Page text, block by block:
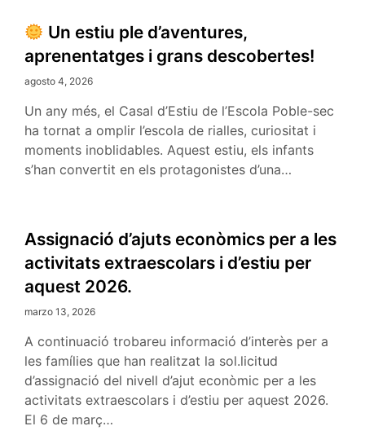
NOTÍCIES
Un estiu ple d’aventures,
aprenentatges i grans descobertes!
agosto 4, 2026
Un any més, el Casal d’Estiu de l’Escola Poble-sec
ha tornat a omplir l’escola de rialles, curiositat i
moments inoblidables. Aquest estiu, els infants
s’han convertit en els protagonistes d’una…
Assignació d’ajuts econòmics per a les
activitats extraescolars i d’estiu per
aquest 2026.
marzo 13, 2026
A continuació trobareu informació d’interès per a
les famílies que han realitzat la sol.licitud
d’assignació del nivell d’ajut econòmic per a les
activitats extraescolars i d’estiu per aquest 2026.
El 6 de març…